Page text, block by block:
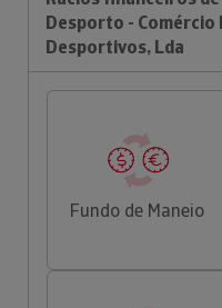
Desporto - Comércio
Desportivos, Lda
Fundo de Maneio